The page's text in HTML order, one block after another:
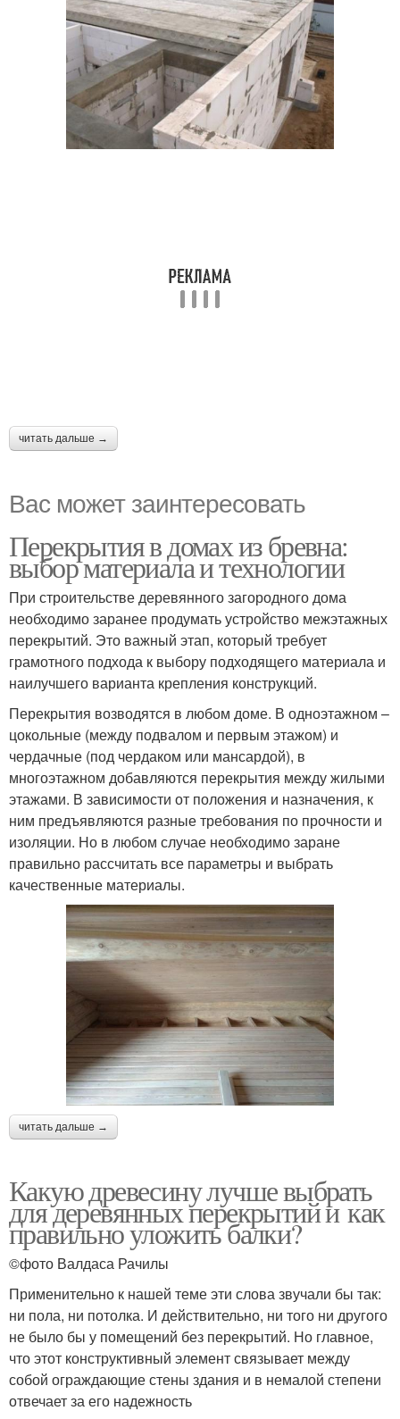
читать дальше →
Вас может заинтересовать
Перекрытия в домах из бревна:
выбор материала и технологии
При строительстве деревянного загородного дома
необходимо заранее продумать устройство межэтажных
перекрытий. Это важный этап, который требует
грамотного подхода к выбору подходящего материала и
наилучшего варианта крепления конструкций.
Перекрытия возводятся в любом доме. В одноэтажном –
цокольные (между подвалом и первым этажом) и
чердачные (под чердаком или мансардой), в
многоэтажном добавляются перекрытия между жилыми
этажами. В зависимости от положения и назначения, к
ним предъявляются разные требования по прочности и
изоляции. Но в любом случае необходимо заране
правильно рассчитать все параметры и выбрать
качественные материалы.
читать дальше →
Какую древесину лучше выбрать
для деревянных перекрытий и как
правильно уложить балки?
©фото Валдаса Рачилы
Применительно к нашей теме эти слова звучали бы так:
ни пола, ни потолка. И действительно, ни того ни другого
не было бы у помещений без перекрытий. Но главное,
что этот конструктивный элемент связывает между
собой ограждающие стены здания и в немалой степени
отвечает за его надежность